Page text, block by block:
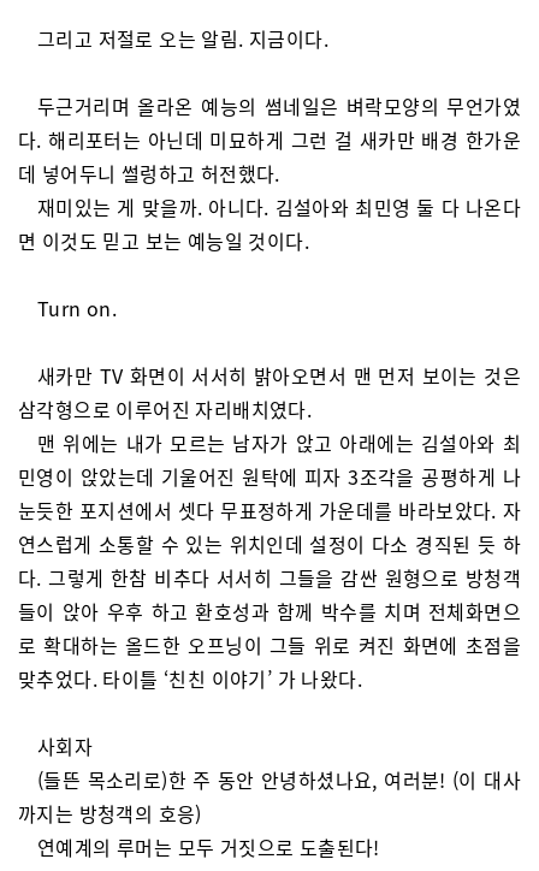
그리고 저절로 오는 알림. 지금이다.
두근거리며 올라온 예능의 썸네일은 벼락모양의 무언가였
다. 해리포터는 아닌데 미묘하게 그런 걸 새카만 배경 한가운
데 넣어두니 썰렁하고 허전했다.
재미있는 게 맞을까. 아니다. 김설아와 최민영 둘 다 나온다
면 이것도 믿고 보는 예능일 것이다.
Turn on.
새카만 TV 화면이 서서히 밝아오면서 맨 먼저 보이는 것은
삼각형으로 이루어진 자리배치였다.
맨 위에는 내가 모르는 남자가 앉고 아래에는 김설아와 최
민영이 앉았는데 기울어진 원탁에 피자 3조각을 공평하게 나
눈듯한 포지션에서 셋다 무표정하게 가운데를 바라보았다. 자
연스럽게 소통할 수 있는 위치인데 설정이 다소 경직된 듯 하
다. 그렇게 한참 비추다 서서히 그들을 감싼 원형으로 방청객
들이 앉아 우후 하고 환호성과 함께 박수를 치며 전체화면으
로 확대하는 올드한 오프닝이 그들 위로 켜진 화면에 초점을
맞추었다. 타이틀 ‘친친 이야기’ 가 나왔다.
사회자
(들뜬 목소리로)한 주 동안 안녕하셨나요, 여러분! (이 대사
까지는 방청객의 호응)
연예계의 루머는 모두 거짓으로 도출된다!